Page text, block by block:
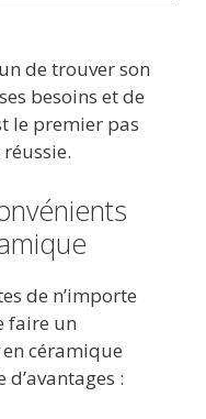
de trouver son
besoins et de
le premier pas
de n’importe
faire un
céramique
: